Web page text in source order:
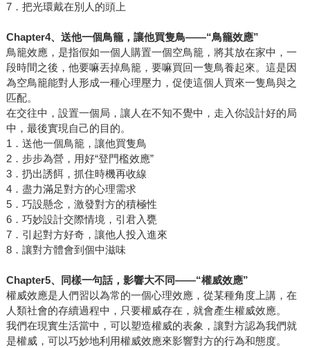
7．把光環戴在別人的頭上
Chapter4、送他一個鳥籠，讓他買隻鳥——“鳥籠效應”
鳥籠效應，是指假如一個人購置一個空鳥籠，將其放在家中，一
段時間之後，他要嘛丟掉鳥籠，要嘛買回一隻鳥養起來。這是因
為空鳥籠能對人形成一種心理壓力，促使這個人買來一隻鳥與之
匹配。
在交往中，設置一個局，讓人在不知不覺中，走入你設計好的局
中，最後實現自己的目的。
1．送他一個鳥籠，讓他買隻鳥
2．步步為營，用好“登門檻效應”
3．扔出誘餌，抓住時機再收線
4．盡力滿足對方的心理需求
5．巧設懸念，激發對方的積極性
6．巧妙設計交際情境，引君入甕
7．引起對方好奇，讓他人投入進來
8．讓對方體會到個中滋味
Chapter5、同樣一句話，影響大不同——“權威效應”
權威效應是人們習以為常的一個心理效應，從某種角度上講，在
人類社會的存續過程中，只要權威存在，就會產生權威效應。
我們在現實生活當中，可以塑造權威的表象，讓對方認為我們就
是權威，可以巧妙地利用權威效應來影響對方的行為和態度。